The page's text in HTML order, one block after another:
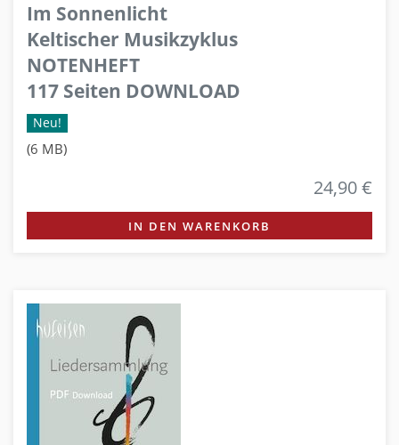
Im Sonnenlicht
Keltischer Musikzyklus
NOTENHEFT
117 Seiten DOWNLOAD
Neu!
(6 MB)
24,90 €
IN DEN WARENKORB